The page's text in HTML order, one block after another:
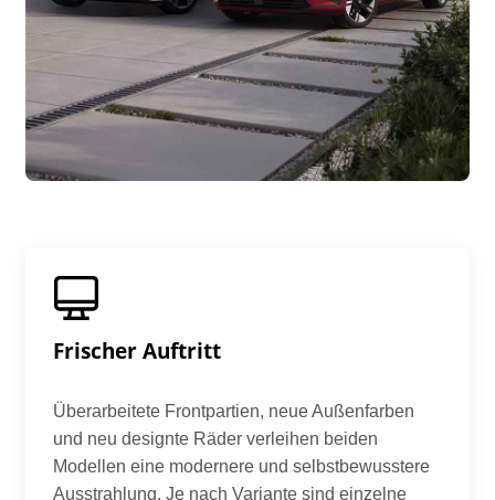
Frischer Auftritt
Überarbeitete Frontpartien, neue Außenfarben
und neu designte Räder verleihen beiden
Modellen eine modernere und selbstbewusstere
Ausstrahlung. Je nach Variante sind einzelne